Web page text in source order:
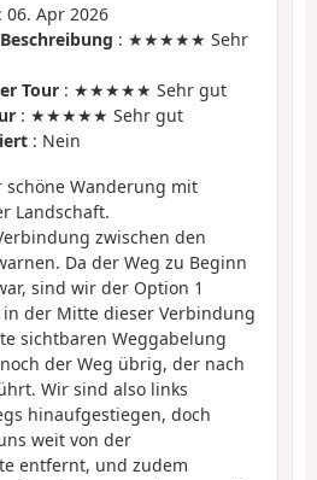
: 06. Apr 2026
: ★★★★★ Sehr
Tour : ★★★★★ Sehr gut
: ★★★★★ Sehr gut
: Nein
Wanderung mit
Landschaft.
zwischen den
Da der Weg zu Beginn
sind wir der Option 1
der Mitte dieser Verbindung
sichtbaren Weggabelung
der Weg übrig, der nach
Wir sind also links
hinaufgestiegen, doch
weit von der
entfernt, und zudem